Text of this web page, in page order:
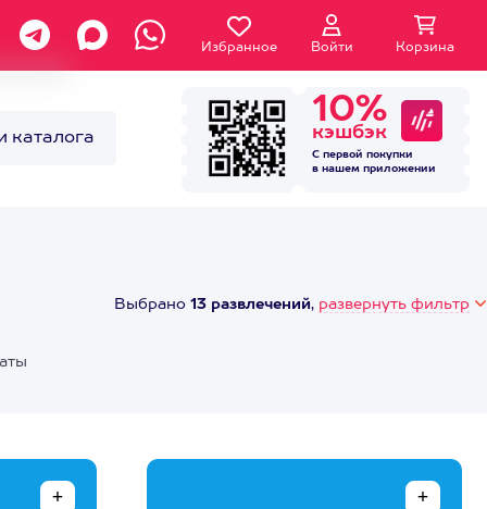
Избранное Войти Корзина
каталога
10%
кэшбэк
С первой покупки
в нашем приложении
Выбрано 13 развлечений, развернуть фильтр